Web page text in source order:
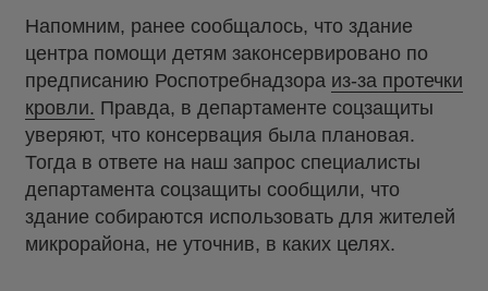
Напомним, ранее сообщалось, что здание
центра помощи детям законсервировано по
предписанию Роспотребнадзора из-за протечки
кровли. Правда, в департаменте соцзащиты
уверяют, что консервация была плановая.
Тогда в ответе на наш запрос специалисты
департамента соцзащиты сообщили, что
здание собираются использовать для жителей
микрорайона, не уточнив, в каких целях.